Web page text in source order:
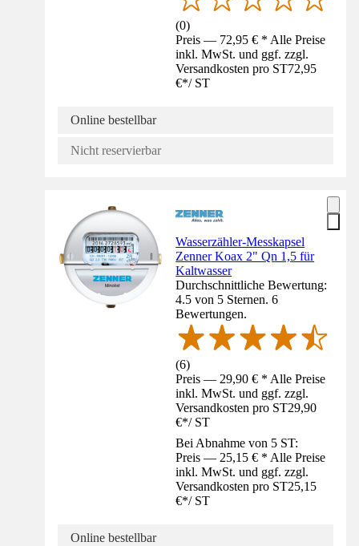
(0)
Preis — 72,95 € * Alle Preise
inkl. MwSt. und ggf. zzgl.
Versandkosten pro ST72,95
€*/ ST
Online bestellbar
Nicht reservierbar
Wasserzähler-Messkapsel
Zenner Koax 2" Qn 1,5 für
Kaltwasser
Durchschnittliche Bewertung:
4.5 von 5 Sternen. 6
Bewertungen.
(6)
Preis — 29,90 € * Alle Preise
inkl. MwSt. und ggf. zzgl.
Versandkosten pro ST29,90
€*/ ST
Bei Abnahme von 5 ST:
Preis — 25,15 € * Alle Preise
inkl. MwSt. und ggf. zzgl.
Versandkosten pro ST25,15
€*/ ST
Online bestellbar